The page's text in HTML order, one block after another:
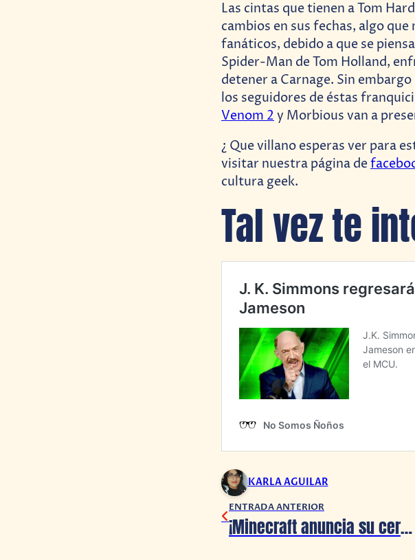
Las cintas que tienen a Tom
cambios en sus fechas, algo
fanáticos, debido a que se
Spider-Man de Tom Holland,
detener a Carnage. Sin
los seguidores de éstas
Venom 2y Morbious van a
¿ Que villano esperas ver para
visitar nuestra página de
cultura geek.
Tal vez te
KARLA AGUILAR
ENTRADA ANTERIOR
¡Minecraft anuncia su cereal!